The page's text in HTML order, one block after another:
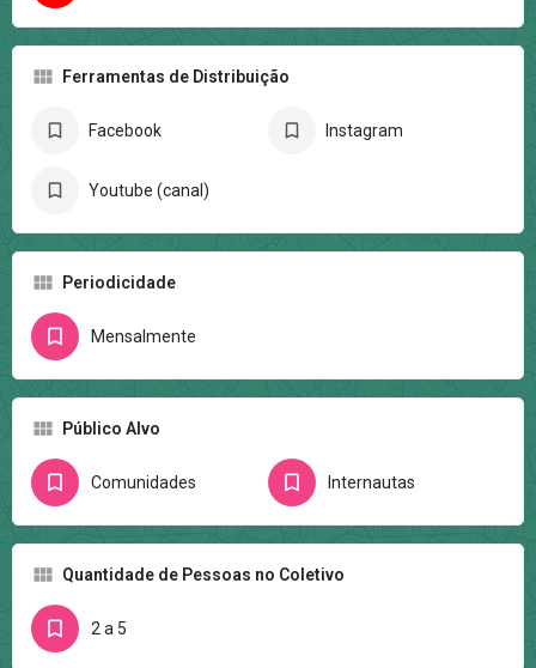
Ferramentas de Distribuição
Facebook Instagram
Youtube (canal)
Periodicidade
Mensalmente
Público Alvo
Comunidades Internautas
Quantidade de Pessoas no Coletivo
2 a 5